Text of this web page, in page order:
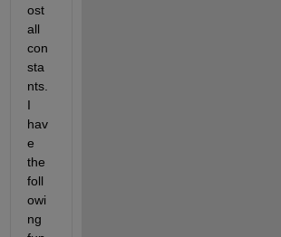
ost
all
con
sta
nts.
I
hav
e
the
foll
owi
ng